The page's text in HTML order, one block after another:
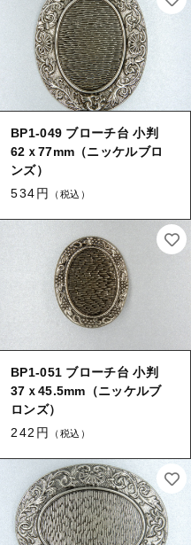
BP1-049 ブローチ台 小判
62ｘ77mm（ニッケルブロ
ンズ）
534円
（税込）
BP1-051 ブローチ台 小判
37ｘ45.5mm（ニッケルブ
ロンズ）
242円
（税込）